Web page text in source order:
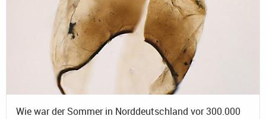
Wie war der Sommer in Norddeutschland vor 300.000